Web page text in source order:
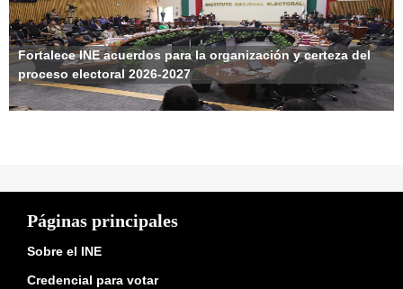
Fortalece INE acuerdos para la organización y certeza del
proceso electoral 2026-2027
Páginas principales
Sobre el INE
Credencial para votar